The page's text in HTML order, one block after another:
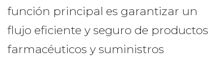
función principal es garantizar un
flujo eficiente y seguro de productos
farmacéuticos y suministros